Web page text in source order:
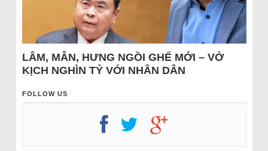
LÂM, MẪN, HƯNG NGỒI GHẾ MỚI – VỞ
KỊCH NGHÌN TỶ VỚI NHÂN DÂN
FOLLOW US